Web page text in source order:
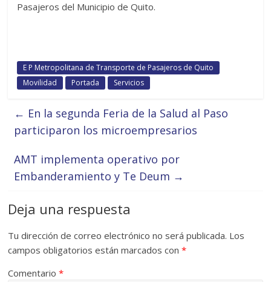
Pasajeros del Municipio de Quito.
E P Metropolitana de Transporte de Pasajeros de Quito
Movilidad
Portada Servicios
← En la segunda Feria de la Salud al Paso
participaron los microempresarios
AMT implementa operativo por
Embanderamiento y Te Deum →
Deja una respuesta
Tu dirección de correo electrónico no será publicada. Los
campos obligatorios están marcados con*
Comentario*